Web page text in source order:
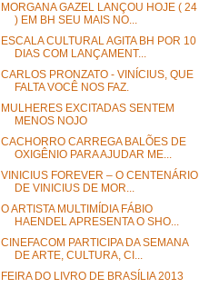
MORGANA GAZEL LANÇOU HOJE ( 24
) EM BH SEU MAIS NO...
ESCALA CULTURAL AGITA BH POR 10
DIAS COM LANÇAMENT...
CARLOS PRONZATO - VINÍCIUS, QUE
FALTA VOCÊ NOS FAZ.
MULHERES EXCITADAS SENTEM
MENOS NOJO
CACHORRO CARREGA BALÕES DE
OXIGÊNIO PARA AJUDAR ME...
VINICIUS FOREVER – O CENTENÁRIO
DE VINICIUS DE MOR...
O ARTISTA MULTIMÍDIA FÁBIO
HAENDEL APRESENTA O SHO...
CINEFACOM PARTICIPA DA SEMANA
DE ARTE, CULTURA, CI...
FEIRA DO LIVRO DE BRASÍLIA 2013